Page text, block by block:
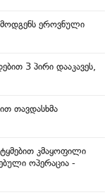
ეროვნული
3 პირი დააკავეს,
თავდასხმა
კმაყოფილი
ოპერაცია -